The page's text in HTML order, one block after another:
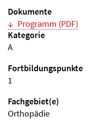
Dokumente
Programm (PDF)
Kategorie
A
Fortbildungspunkte
1
Fachgebiet(e)
Orthopädie